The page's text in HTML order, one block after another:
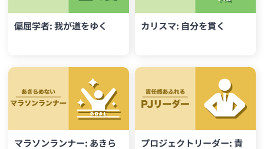
偏屈学者: 我が道をゆく カリスマ: 自分を貫く
マラソンランナー: あきら
プロジェクトリーダー: 責